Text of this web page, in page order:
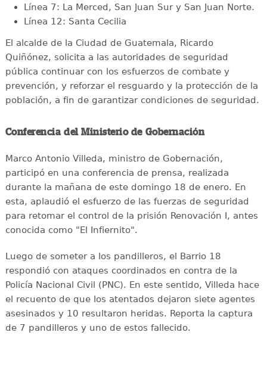
Línea 7: La Merced, San Juan Sur y San Juan Norte.
Línea 12: Santa Cecilia
El alcalde de la Ciudad de Guatemala, Ricardo
Quiñónez, solicita a las autoridades de seguridad
pública continuar con los esfuerzos de combate y
prevención, y reforzar el resguardo y la protección de la
población, a fin de garantizar condiciones de seguridad.
Conferencia del Ministerio de Gobernación
Marco Antonio Villeda, ministro de Gobernación,
participó en una conferencia de prensa, realizada
durante la mañana de este domingo 18 de enero. En
esta, aplaudió el esfuerzo de las fuerzas de seguridad
para retomar el control de la prisión Renovación I, antes
conocida como "El Infiernito".
Luego de someter a los pandilleros, el Barrio 18
respondió con ataques coordinados en contra de la
Policía Nacional Civil (PNC). En este sentido, Villeda hace
el recuento de que los atentados dejaron siete agentes
asesinados y 10 resultaron heridas. Reporta la captura
de 7 pandilleros y uno de estos fallecido.